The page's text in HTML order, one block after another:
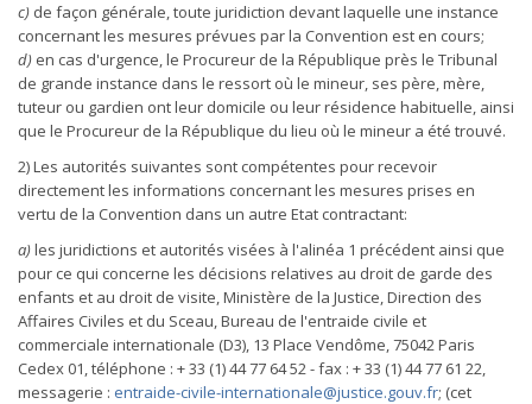
c) de façon générale, toute juridiction devant laquelle une instance
concernant les mesures prévues par la Convention est en cours;
d) en cas d'urgence, le Procureur de la République près le Tribunal
de grande instance dans le ressort où le mineur, ses père, mère,
tuteur ou gardien ont leur domicile ou leur résidence habituelle, ainsi
que le Procureur de la République du lieu où le mineur a été trouvé.
2) Les autorités suivantes sont compétentes pour recevoir
directement les informations concernant les mesures prises en
vertu de la Convention dans un autre Etat contractant:
a)les juridictions et autorités visées à l'alinéa 1 précédent ainsi que
pour ce qui concerne les décisions relatives au droit de garde des
enfants et au droit de visite, Ministère de la Justice, Direction des
Affaires Civiles et du Sceau, Bureau de l'entraide civile et
commerciale internationale (D3), 13 Place Vendôme, 75042 Paris
Cedex 01, téléphone : + 33 (1) 44 77 64 52 - fax : + 33 (1) 44 77 61 22,
messagerie : entraide-civile-internationale@justice.gouv.fr; (cet